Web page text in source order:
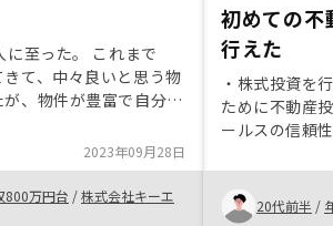
に至った。 これまで
て、中々良いと思う物
、物件が豊富で自分に
すすめです。 あとは初
もあるので、購入後も
ーしてもらいたいです。
2023年09月28日
800万円台 /株式会社キーエ
初めての不
行えた
・株式投資を
ために不動産
ールスの信頼
らい、担当者
購入まで安心
20代前半 /